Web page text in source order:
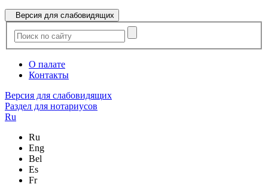
Версия для слабовидящих
О палате
Контакты
Версия для слабовидящих
Раздел для нотариусов
Ru
Ru
Eng
Bel
Es
Fr